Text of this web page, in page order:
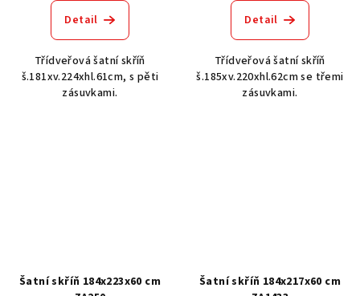
Detail
Třídveřová šatní skříň
š.181xv.224xhl.61cm, s pěti
zásuvkami.
Detail
Třídveřová šatní skříň
š.185xv.220xhl.62cm se třemi
zásuvkami.
Šatní skříň 184x223x60 cm
Šatní skříň 184x217x60 cm